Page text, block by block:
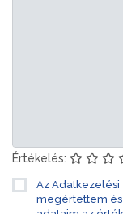
Értékelés:
Az
megértettem és